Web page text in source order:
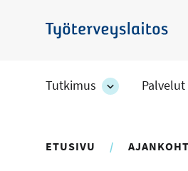
pääsisältöön
Työterveyslaitos
Tutkimus
TutkimusPalvelut
ETUSIVU